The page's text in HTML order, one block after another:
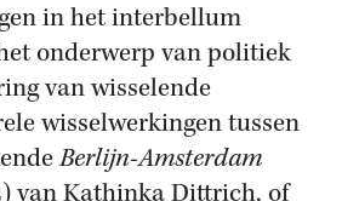
in het interbellum
onderwerp van politiek
van wisselende
wisselwerkingen tussen
Berlijn-Amsterdam